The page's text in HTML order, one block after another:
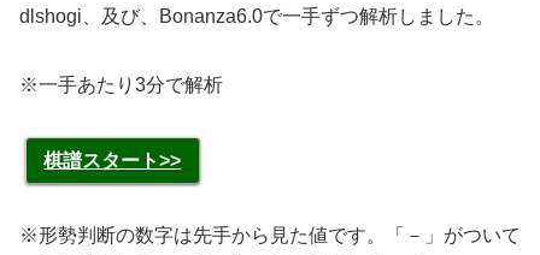
dlshogi、及び、Bonanza6.0で一手ずつ解析しました。
※一手あたり3分で解析
棋譜スタート>>
※形勢判断の数字は先手から見た値です。「－」がついて